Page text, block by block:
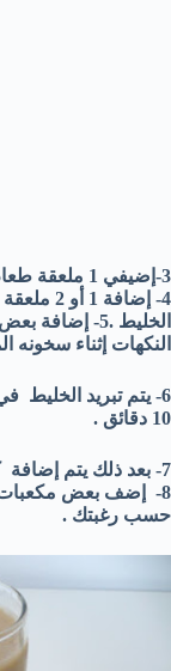
3-إضيفي 1 ملعقة طعام من القهوة الفورية للماء وتخلط .
4-
الخليط . 5- إضافة
النكهات إثناء سخونه
10 دقائق .
7- بعد ذلك يتم إضافة كوب الحليب إلى الخليط
8- إضف بعض مكعبات
حسب رغبتك .